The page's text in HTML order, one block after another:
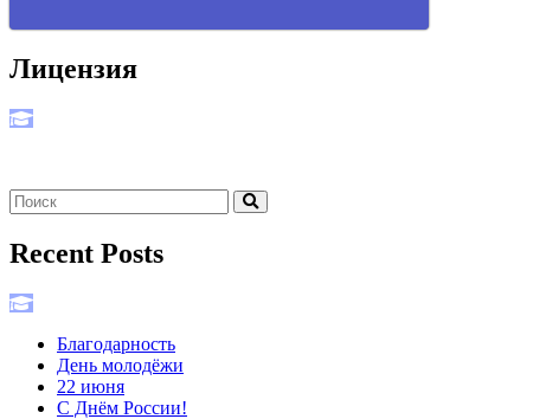
Лицензия
Recent Posts
Благодарность
День молодёжи
22 июня
С Днём России!